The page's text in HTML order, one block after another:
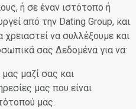
ή σε έναν ιστότοπο ή
από την Dating Group, και
να συλλέξουμε και
σας Δεδομένα για να:
μαζί σας και
μας που είναι
μας.